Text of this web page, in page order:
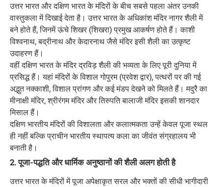
उत्तर भारत और दक्षिण भारत के मंदिरों के बीच सबसे पहला अंतर उनकी
वास्तुकला में दिखाई देता है। उत्तर भारत के अधिकांश मंदिर नागर शैली में
बने होते हैं, जिनमें ऊंचे शिखर (शिखरा) प्रमुख आकर्षण होते हैं। काशी
विश्वनाथ, बद्रीनाथ और केदारनाथ जैसे मंदिर इसी शैली का उत्कृष्ट
उदाहरण हैं।
वहीं दक्षिण भारत के मंदिर द्रविड़ शैली की भव्यता के लिए पूरी दुनिया में
प्रसिद्ध हैं। यहां मंदिरों के विशाल गोपुरम (प्रवेश द्वार), पत्थरों पर की गई
अद्भुत नक्काशी, विशाल प्रांगण और कई मंडप देखने को मिलते हैं। मदुरै का
मीनाक्षी मंदिर, श्रीरंगम मंदिर और तिरुपति बालाजी मंदिर इसकी शानदार
मिसाल हैं।
दक्षिण भारतीय मंदिरों की विशालता और कलात्मकता उन्हें केवल पूजा स्थल
ही नहीं बल्कि प्राचीन भारतीय स्थापत्य कला का जीवंत संग्रहालय भी
बनाती है।
2. पूजा-पद्धति और धार्मिक अनुष्ठानों की शैली अलग होती है
उत्तर भारत के मंदिरों में पूजा अपेक्षाकृत सरल और भक्तों की सीधी भागीदारी